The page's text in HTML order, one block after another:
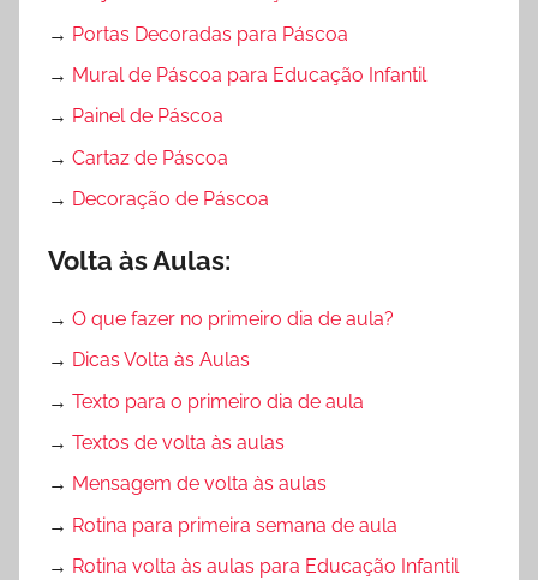
→ Portas Decoradas para Páscoa
→ Mural de Páscoa para Educação Infantil
→ Painel de Páscoa
→ Cartaz de Páscoa
→ Decoração de Páscoa
Volta às Aulas:
→ O que fazer no primeiro dia de aula?
→ Dicas Volta às Aulas
→ Texto para o primeiro dia de aula
→ Textos de volta às aulas
→ Mensagem de volta às aulas
→ Rotina para primeira semana de aula
→ Rotina volta às aulas para Educação Infantil